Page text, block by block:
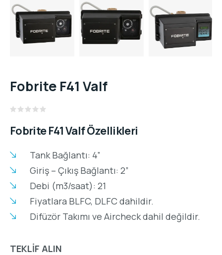
Fobrite F41 Valf
0
out
Fobrite F41 Valf Özellikleri
Tank Bağlantı: 4”
Giriş – Çıkış Bağlantı: 2”
Debi (m3/saat): 21
Fiyatlara BLFC, DLFC dahildir.
Difüzör Takımı ve Aircheck dahil değildir.
TEKLİF ALIN